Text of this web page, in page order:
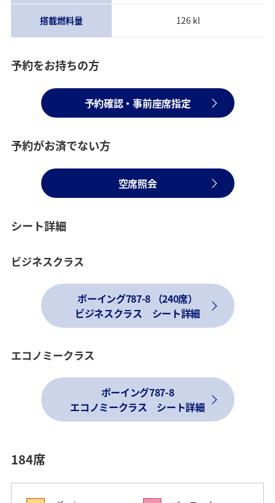
搭載燃料量 126 kl
予約をお持ちの方
予約確認・事前座席指定
予約がお済でない方
空席照会
シート詳細
ビジネスクラス
ボーイング787-8 （240席）
ビジネスクラス シート詳細
エコノミークラス
ボーイング787-8
エコノミークラス シート詳細
184席